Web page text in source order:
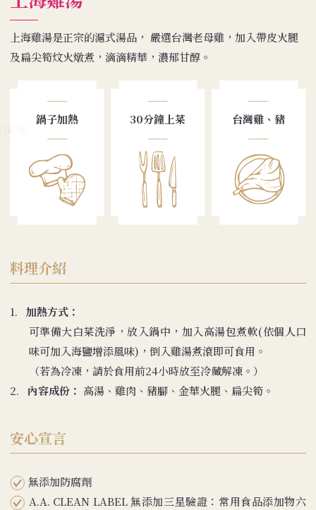
上海雞湯是正宗的滬式湯品， 嚴選台灣老母雞，加入帶皮火腿
及扁尖筍炆火燉煮，滴滴精華，濃郁甘醇。
鍋子加熱 30分鐘上菜 台灣雞、豬
料理介紹
1. 加熱方式：
可準備大白菜洗淨，放入鍋中，加入高湯包煮軟(依個人口
味可加入海鹽增添風味)，倒入雞湯煮滾即可食用。
（若為冷凍，請於食用前24小時放至冷藏解凍。）
2. 內容成份： 高湯、雞肉、豬腳、金華火腿、扁尖筍。
安心宣言
無添加防腐劑
A.A. CLEAN LABEL 無添加三星驗證：常用食品添加物六